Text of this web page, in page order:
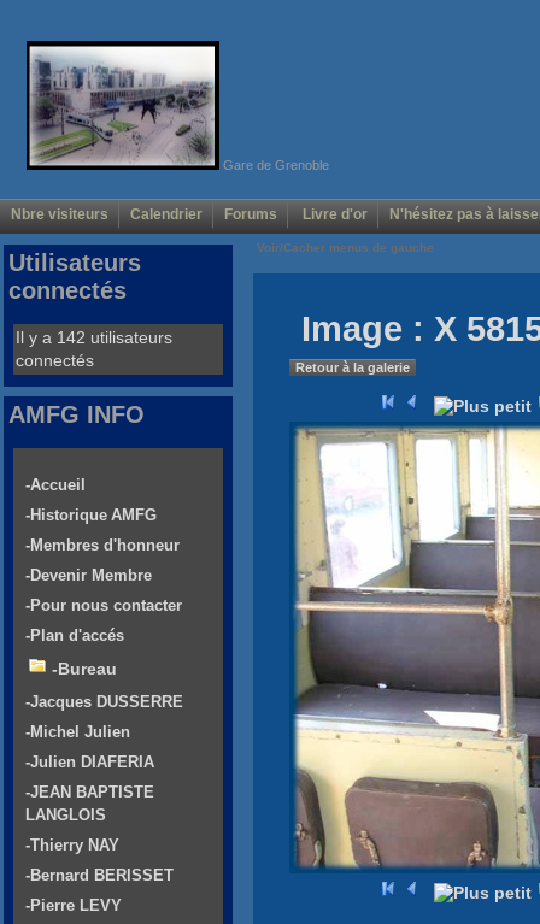
Gare de Grenoble
Nbre visiteurs Calendrier Forums Livre d'or N'hésitez pas à
Voir/Cacher menus de gauche
Image : X
Retour à la galerie
Utilisateurs
connectés
Il y a 142 utilisateurs
connectés
AMFG INFO
-Accueil
-Historique AMFG
-Membres d'honneur
-Devenir Membre
-Pour nous contacter
-Plan d'accés
-Bureau
-Jacques DUSSERRE
-Michel Julien
-Julien DIAFERIA
-JEAN BAPTISTE
LANGLOIS
-Thierry NAY
-Bernard BERISSET
-Pierre LEVY